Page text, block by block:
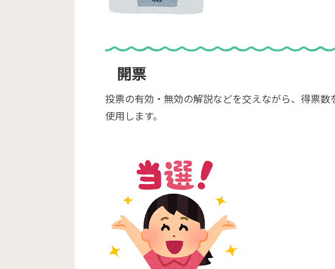
開票
投票の有効・無効の解説などを交えながら、得票
使用します。